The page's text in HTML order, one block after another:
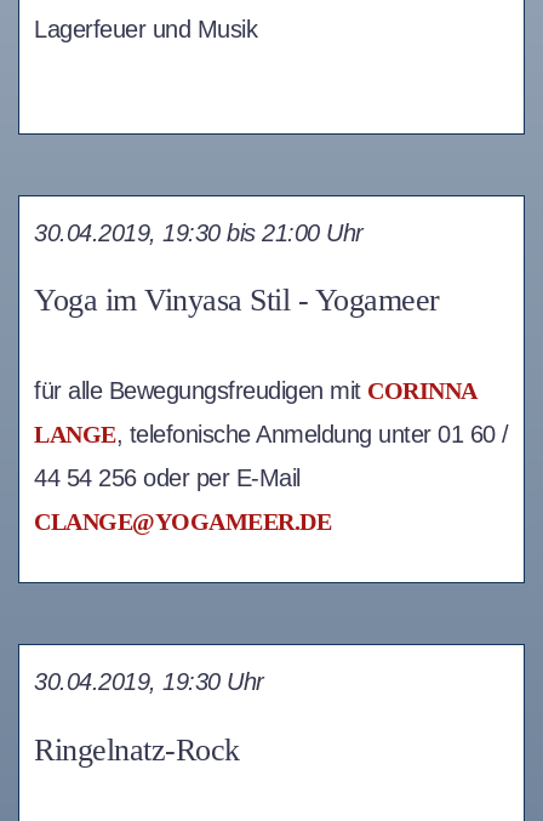
Lagerfeuer und Musik
Yoga im Vinyasa Stil - Yogameer
30.04.2019, 19:30 bis 21:00 Uhr
für alle Bewegungsfreudigen mit CORINNA
LANGE, telefonische Anmeldung unter 01 60 /
44 54 256 oder per E-Mail
CLANGE@YOGAMEER.DE
Ringelnatz-Rock
30.04.2019, 19:30 Uhr